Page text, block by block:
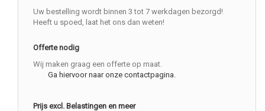
Uw bestelling wordt binnen 3 tot 7 werkdagen bezorgd!
Heeft u spoed, laat het ons dan weten!
Offerte nodig
Wij maken graag een offerte op maat.
Ga hiervoor naar onze contactpagina.
Prijs excl. Belastingen en meer